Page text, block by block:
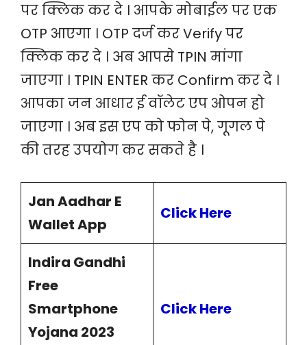
पर क्लिक कर दे । आपके मोबाईल पर एक
OTP आएगा । OTP दर्ज कर Verify पर
क्लिक कर दे । अब आपसे TPIN मांगा
जाएगा । TPIN ENTER कर Confirm कर दे ।
आपका जन आधार ई वॉलेट एप ओपन हो
जाएगा । अब इस एप को फोन पे, गूगल पे
की तरह उपयोग कर सकते है ।
Jan Aadhar E
Wallet App
Click Here
Indira Gandhi
Free
Smartphone
Yojana 2023
Click Here